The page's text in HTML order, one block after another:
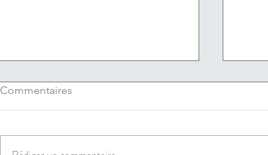
Commentaires